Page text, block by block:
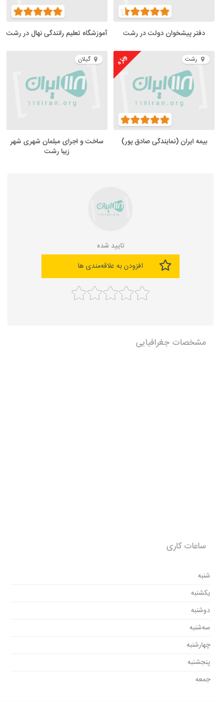
دفتر پیشخوان دولت در رشت آموزشگاه تعلیم رانندگی نهال در رشت
رشت ویژه
بیمه ایران (نمایندگی صادق پور)
گیلان
ساخت و اجرای مبلمان شهری شهر
زیبا رشت
تایید شده
افزودن به علاقه‌مندی ها
مشخصات جغرافیایی
ساعات کاری
شنبه
یکشنبه
دوشنبه
سه‌شنبه
چهارشنبه
پنجشنبه
جمعه